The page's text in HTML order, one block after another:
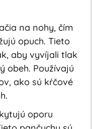
na nohy, čím
opuch. Tieto
aby vyvíjali tlak
obeh. Používajú
ako sú kŕčové
oporu